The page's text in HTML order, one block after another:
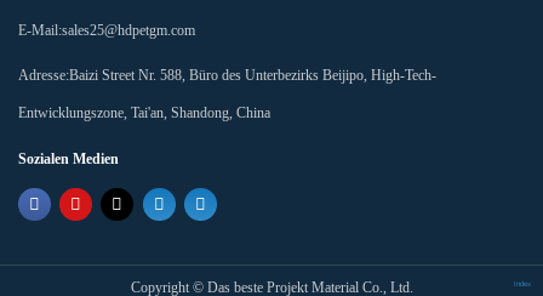
E-Mail:sales25@hdpetgm.com
Adresse:Baizi Street Nr. 588, Büro des Unterbezirks Beijipo, High-Tech-
Entwicklungszone, Tai'an, Shandong, China
Sozialen Medien
Copyright © Das beste Projekt Material Co., Ltd. Index